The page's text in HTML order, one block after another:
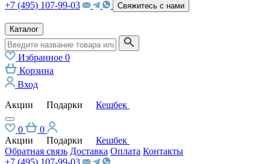
+7 (495) 107-99-03 Свяжитесь с нами
Каталог
Избранное 0
Корзина
Вход
Акции
Подарки Кешбек
0
0
Акции
Подарки
Кешбек
Обратная связь Доставка Оплата Контакты
+7 (495) 107-99-03